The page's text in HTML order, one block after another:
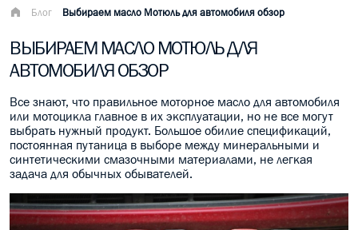
МАСЛО МОТОРНОЕ
ГРУЗОВЫЕ МАСЛА
МАСЛО В КОРОБКУ
КОНСИСТЕНТНАЯ СМАЗКА
ИНДУСТРИАЛЬНЫЕ МАСЛА
Блог Выбираем масло Мотюль для автомобиля обзор
ВЫБИРАЕМ МАСЛО МОТЮЛЬ ДЛЯ
АВТОМОБИЛЯ ОБЗОР
Все знают, что правильное моторное масло для автомобиля
или мотоцикла главное в их эксплуатации, но не все могут
выбрать нужный продукт. Большое обилие спецификаций,
постоянная путаница в выборе между минеральными и
синтетическими смазочными материалами, не легкая
задача для обычных обывателей.